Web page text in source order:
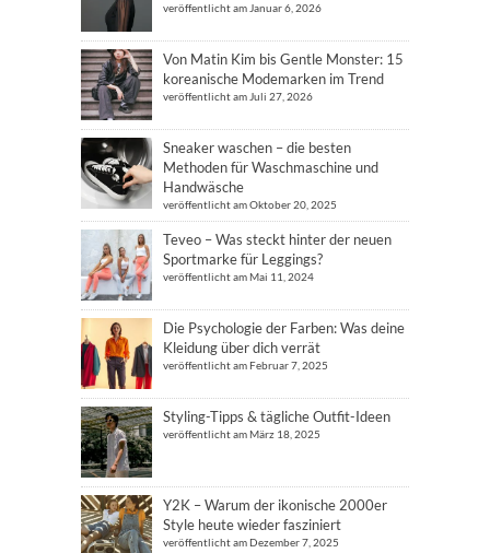
veröffentlicht am Januar 6, 2026
Von Matin Kim bis Gentle Monster: 15
koreanische Modemarken im Trend
veröffentlicht am Juli 27, 2026
Sneaker waschen – die besten
Methoden für Waschmaschine und
Handwäsche
veröffentlicht am Oktober 20, 2025
Teveo – Was steckt hinter der neuen
Sportmarke für Leggings?
veröffentlicht am Mai 11, 2024
Die Psychologie der Farben: Was deine
Kleidung über dich verrät
veröffentlicht am Februar 7, 2025
Styling-Tipps & tägliche Outfit-Ideen
veröffentlicht am März 18, 2025
Y2K – Warum der ikonische 2000er
Style heute wieder fasziniert
veröffentlicht am Dezember 7, 2025